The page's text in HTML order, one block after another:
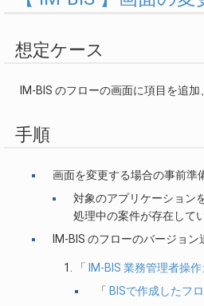
想定ケース
IM-BIS のフローの画面に項目を追
手順
画面を変更する場合の事前準
対象のアプリケーション
処理中の案件が存在して
IM-BIS のフローのバージョン
「 IM-BIS 業務管理者操作
「BISで作成したフ